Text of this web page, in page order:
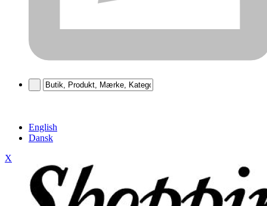
English
Dansk
X